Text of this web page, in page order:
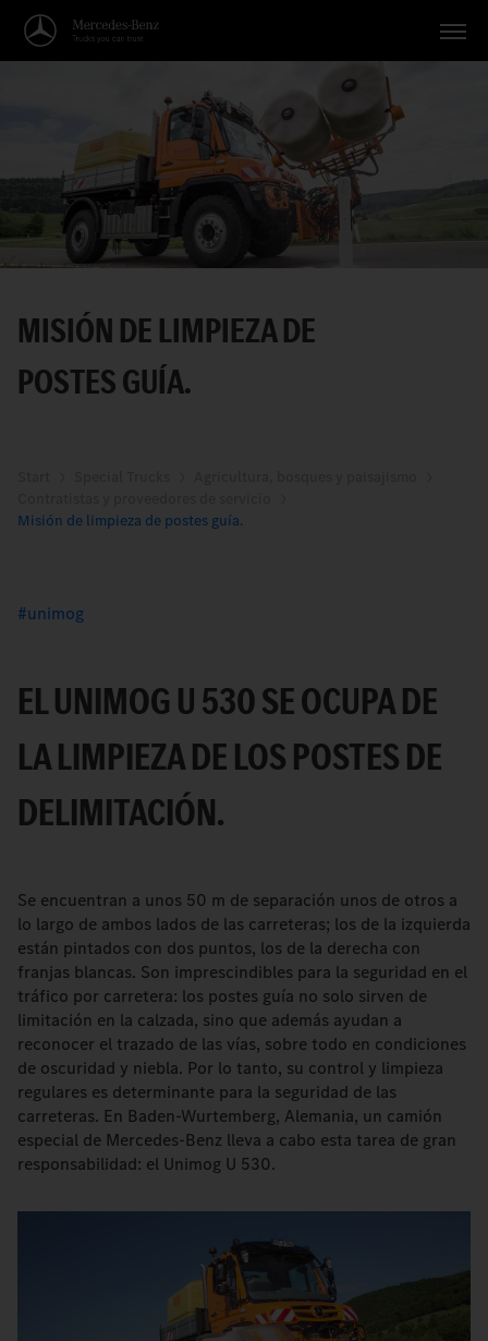
Aplicaciones
Temas
Servicio
Español
MISIÓN DE LIMPIEZA DE
POSTES GUÍA.
Misión de limpieza de postes guía.
unimog
EL UNIMOG U 530 SE OCUPA DE
LA LIMPIEZA DE LOS POSTES DE
DELIMITACIÓN.
Se encuentran a unos 50 m de separación unos de otros a
lo largo de ambos lados de las carreteras; los de la izquierda
están pintados con dos puntos, los de la derecha con
franjas blancas. Son imprescindibles para la seguridad en el
tráfico por carretera: los postes guía no solo sirven de
limitación en la calzada, sino que además ayudan a
reconocer el trazado de las vías, sobre todo en condiciones
de oscuridad y niebla. Por lo tanto, su control y limpieza
regulares es determinante para la seguridad de las
carreteras. En Baden-Wurtemberg, Alemania, un camión
especial de Mercedes-Benz lleva a cabo esta tarea de gran
responsabilidad: el Unimog U 530.